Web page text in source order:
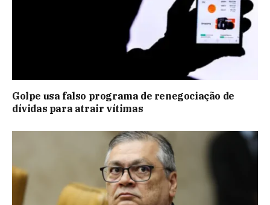
Golpe usa falso programa de renegociação de
dívidas para atrair vítimas